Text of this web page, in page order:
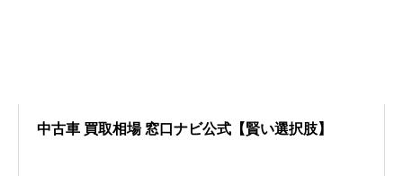
中古車 買取相場 窓口ナビ公式【賢い選択肢】